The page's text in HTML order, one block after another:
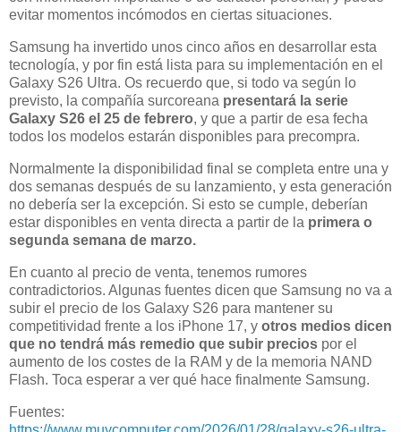
evitar momentos incómodos en ciertas situaciones.
Samsung ha invertido unos cinco años en desarrollar esta
tecnología, y por fin está lista para su implementación en el
Galaxy S26 Ultra. Os recuerdo que, si todo va según lo
previsto, la compañía surcoreana presentará la serie
Galaxy S26 el 25 de febrero, y que a partir de esa fecha
todos los modelos estarán disponibles para precompra.
Normalmente la disponibilidad final se completa entre una y
dos semanas después de su lanzamiento, y esta generación
no debería ser la excepción. Si esto se cumple, deberían
estar disponibles en venta directa a partir de la primera o
segunda semana de marzo.
En cuanto al precio de venta, tenemos rumores
contradictorios. Algunas fuentes dicen que Samsung no va a
subir el precio de los Galaxy S26 para mantener su
competitividad frente a los iPhone 17, y otros medios dicen
que no tendrá más remedio que subir precios por el
aumento de los costes de la RAM y de la memoria NAND
Flash. Toca esperar a ver qué hace finalmente Samsung.
Fuentes: